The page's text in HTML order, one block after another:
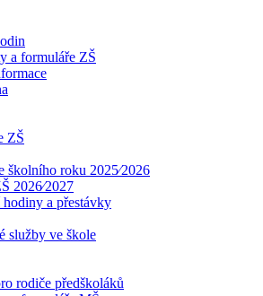
a formuláře ZŠ
ZŠ
školního roku 2025⁄2026
2026⁄2027
a přestávky
služby ve škole
rodiče předškoláků